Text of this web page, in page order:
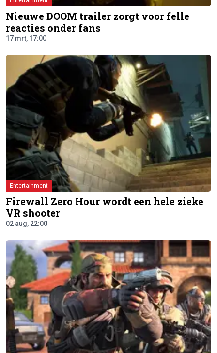
Nieuwe DOOM trailer zorgt voor felle
reacties onder fans
17 mrt, 17:00
Entertainment
Firewall Zero Hour wordt een hele zieke
VR shooter
02 aug, 22:00